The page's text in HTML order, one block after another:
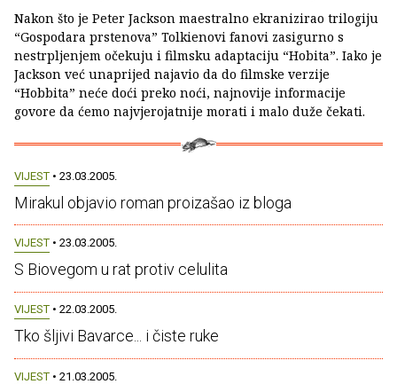
Nakon što je Peter Jackson maestralno ekranizirao trilogiju
“Gospodara prstenova” Tolkienovi fanovi zasigurno s
nestrpljenjem očekuju i filmsku adaptaciju “Hobita”. Iako je
Jackson već unaprijed najavio da do filmske verzije
“Hobbita” neće doći preko noći, najnovije informacije
govore da ćemo najvjerojatnije morati i malo duže čekati.
VIJEST • 23.03.2005.
Mirakul objavio roman proizašao iz bloga
VIJEST • 23.03.2005.
S Biovegom u rat protiv celulita
VIJEST • 22.03.2005.
Tko šljivi Bavarce... i čiste ruke
VIJEST • 21.03.2005.